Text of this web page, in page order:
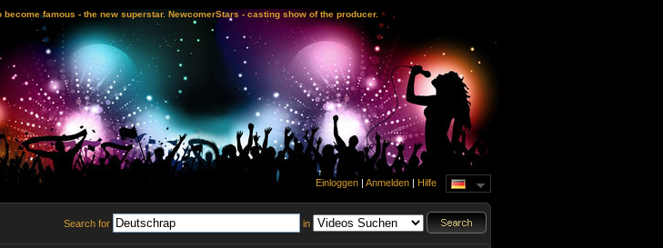
famous - the new superstar. NewcomerStars - casting show of the producer.
Einloggen | Anmelden | Hilfe
Search for in